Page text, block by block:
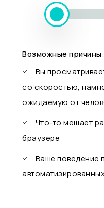
Возможные причины:
Вы
со скоростью,
ожидаемую от
Что-то мешает
браузере
Ваше поведение